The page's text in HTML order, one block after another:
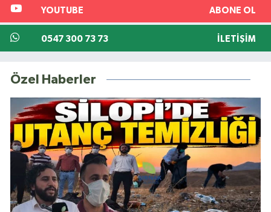
YOUTUBE ABONE OL
0547 300 73 73 İLETIŞIM
Özel Haberler